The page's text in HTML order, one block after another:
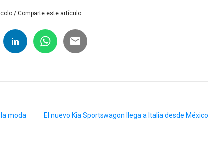
/ Comparte este artículo
moda El nuevo Kia Sportswagon llega a Italia desde México